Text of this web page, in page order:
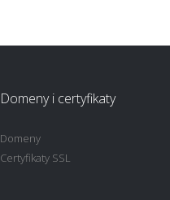
Domeny i certyfikaty
Domeny
Certyfikaty SSL